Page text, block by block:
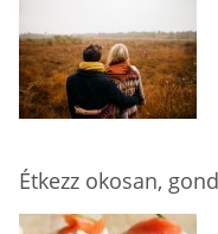
Étkezz okosan,